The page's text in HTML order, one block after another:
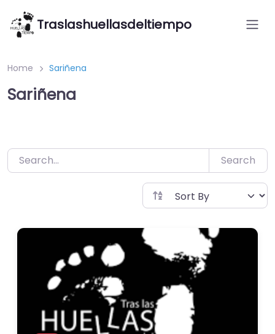
Saltar
contenido
Traslashuellasdeltiempo
Home Sariñena
Sariñena
Search